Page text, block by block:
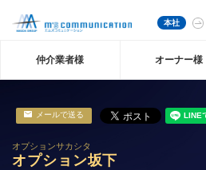
本社
仲介業者様 オーナー様
メールで送る
オプションサカシタ
オプション坂下